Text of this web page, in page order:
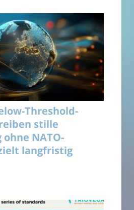
Threshold-
stille
NATO-
langfristig